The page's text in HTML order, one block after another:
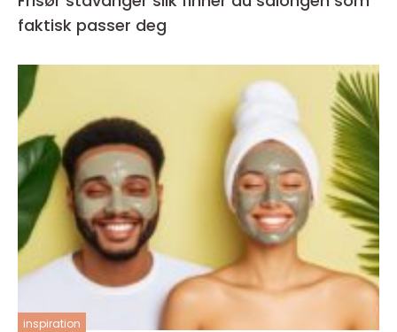
faktisk passer deg
inspiration